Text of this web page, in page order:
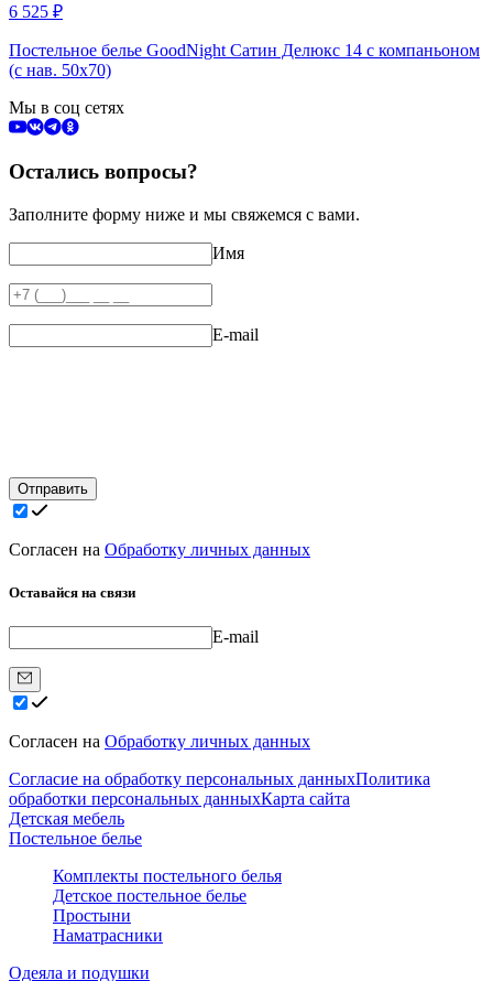
6 525 ₽
Постельное белье GoodNight Сатин Делюкс 14 с компаньоном
(с нав. 50х70)
Мы в соц сетях
Остались вопросы?
Заполните форму ниже и мы свяжемся с вами.
Имя
E-mail
Отправить
Согласен на Обработку личных данных
Оставайся на связи
E-mail
Согласен на Обработку личных данных
Согласие на обработку персональных данныхПолитика
обработки персональных данныхКарта сайта
Детская мебель
Постельное белье
Комплекты постельного белья
Детское постельное белье
Простыни
Наматрасники
Одеяла и подушки